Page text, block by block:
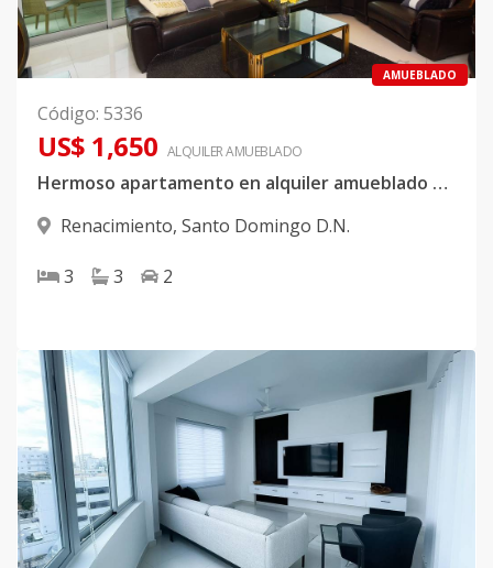
AMUEBLADO
Código: 5336
US$ 1,650 ALQUILERAMUEBLADO
Hermoso apartamento en alquiler amueblado ubicado en Renacimiento
Renacimiento, Santo Domingo D.N.
3 3 2